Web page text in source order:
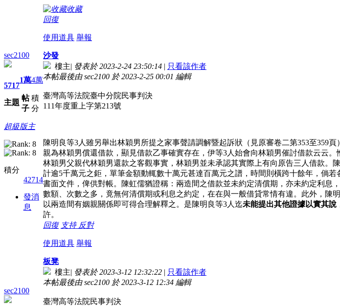
收藏
回復
使用道具 舉報
sec2100
5717
主題
1萬
帖
子
4萬
積
分
超級版主
積分
42714
發消
息
沙發
樓主| 發表於 2023-2-24 23:50:14 | 只看該作者
本帖最後由 sec2100 於 2023-2-25 00:01 編輯
臺灣高等法院臺中分院民事判決
111年度重上字第213號
陳明良等3人雖另舉出林穎男所提之家事聲請調解暨起訴狀（見原審卷二第353至359
親為林穎男償還借款，顯見借款乙事確實存在，伊等3人始會向林穎男催討借款云云
林穎男父親代林穎男還款之客觀事實，林穎男並未承認其實際上有向原告三人借款
計逾5千萬元之鉅，單筆金額動輒數十萬元甚達百萬元之譜，時間則橫跨十餘年，倘
書面文件，俾供對帳。陳虹儒猶證稱：兩造間之借款並未約定清償期，亦未約定利息
數額、次數之多，竟無何清償期或利息之約定，在在與一般借貸常情有違。此外，
以兩造間有姻親關係即可得合理解釋之。是陳明良等3人迄未能提出其他證據以實其說
許。
回復 支持 反對
使用道具 舉報
sec2100
板凳
樓主| 發表於 2023-3-12 12:32:22 | 只看該作者
本帖最後由 sec2100 於 2023-3-12 12:34 編輯
臺灣高等法院民事判決